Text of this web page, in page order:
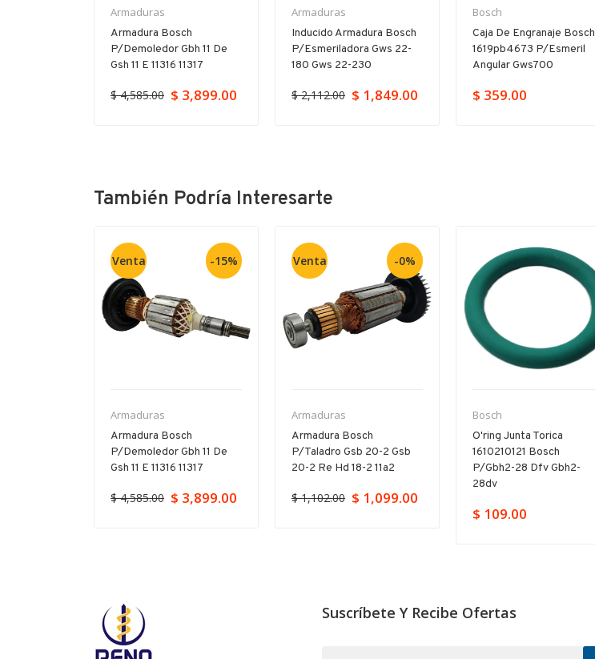
Armaduras
Armadura Bosch
P/demoledor Gbh 11 De
Gsh 11 E 11316 11317
$ 4,585.00 $ 3,899.00
Armaduras
Inducido Armadura Bosch
P/esmeriladora Gws 22-
180 Gws 22-230
$ 2,112.00 $ 1,849.00
Bosch
Caja De Engranaje Bosch
1619pb4673 P/esmeril
Angular Gws700
$ 359.00
También Podría Interesarte
Venta -15%
Armaduras
Armadura Bosch
P/demoledor Gbh 11 De
Gsh 11 E 11316 11317
$ 4,585.00 $ 3,899.00
Venta -0%
Armaduras
Armadura Bosch
P/taladro Gsb 20-2 Gsb
20-2 Re Hd 18-2 11a2
$ 1,102.00 $ 1,099.00
Bosch
O'ring Junta Torica
1610210121 Bosch
P/gbh2-28 Dfv Gbh2-
28dv
$ 109.00
Suscríbete Y Recibe Ofertas